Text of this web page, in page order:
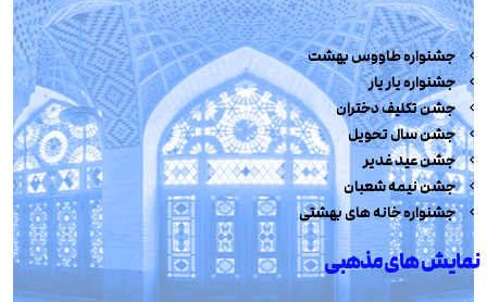
جشنواره طاووس بهشت
جشنواره یار یار
جشن تکلیف دختران
جشن سال تحویل
جشن عید غدیر
جشن نیمه شعبان
جشنواره خانه های بهشتی
نمایش های مذهبی